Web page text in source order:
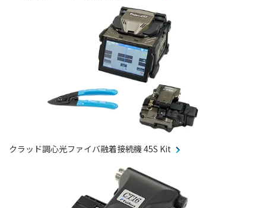
クラッド調心光ファイバ融着接続機 45S Kit